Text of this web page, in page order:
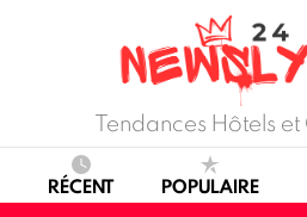
Tendances Hôtels
RÉCENT POPULAIRE